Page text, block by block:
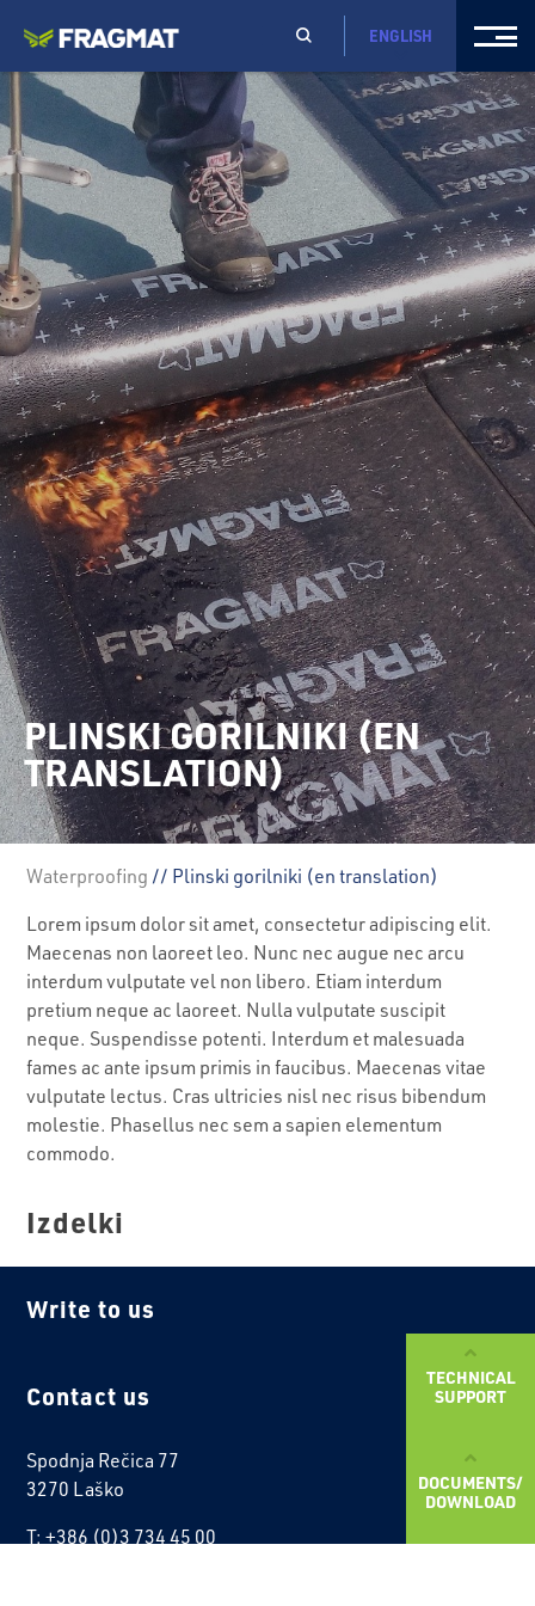
TECHNICAL
SUPPORT
DOCUMENTS/
DOWNLOAD
ENGLISH
PLINSKI GORILNIKI (EN
TRANSLATION)
Waterproofing // Plinski gorilniki (en translation)
Lorem ipsum dolor sit amet, consectetur adipiscing elit.
Maecenas non laoreet leo. Nunc nec augue nec arcu
interdum vulputate vel non libero. Etiam interdum
pretium neque ac laoreet. Nulla vulputate suscipit
neque. Suspendisse potenti. Interdum et malesuada
fames ac ante ipsum primis in faucibus. Maecenas vitae
vulputate lectus. Cras ultricies nisl nec risus bibendum
molestie. Phasellus nec sem a sapien elementum
commodo.
Izdelki
Write to us
Contact us
Spodnja Rečica 77
3270 Laško
T: +386 (0)3 734 45 00